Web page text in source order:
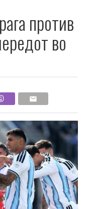
против
во